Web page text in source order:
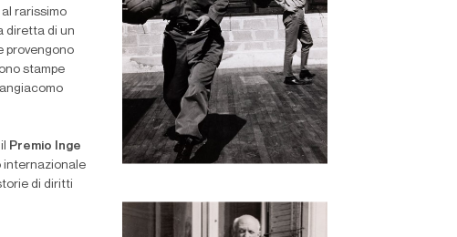
rarissimo
diretta di un
provengono
stampe
Premio Inge
internazionale
di diritti